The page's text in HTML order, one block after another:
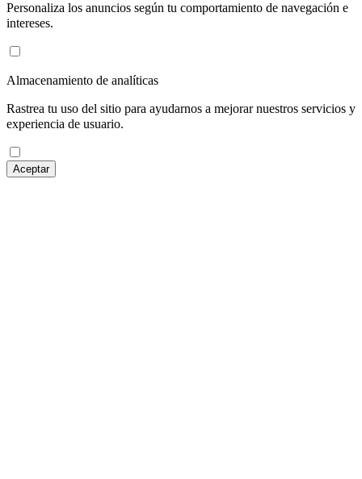
Personaliza los anuncios según tu comportamiento de navegación e
intereses.
Almacenamiento de analíticas
Rastrea tu uso del sitio para ayudarnos a mejorar nuestros servicios y
experiencia de usuario.
Aceptar